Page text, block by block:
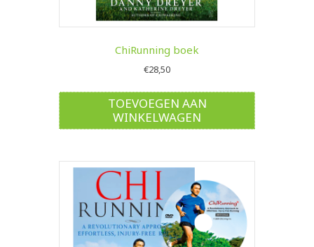
ChiRunning boek
€28,50
TOEVOEGEN AAN
WINKELWAGEN